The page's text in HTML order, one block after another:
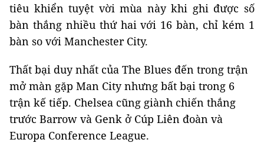
tiêu khiển tuyệt vời mùa này khi ghi được số
bàn thắng nhiều thứ hai với 16 bàn, chỉ kém 1
bàn so với Manchester City.
Thất bại duy nhất của The Blues đến trong trận
mở màn gặp Man City nhưng bất bại trong 6
trận kế tiếp. Chelsea cũng giành chiến thắng
trước Barrow và Genk ở Cúp Liên đoàn và
Europa Conference League.